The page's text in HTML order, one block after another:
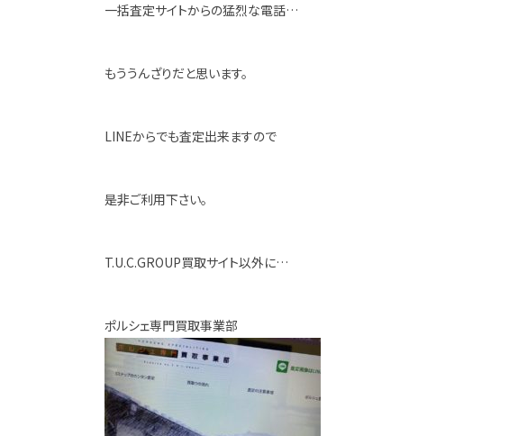
一括査定サイトからの猛烈な電話…
もううんざりだと思います。
LINEからでも査定出来ますので
是非ご利用下さい。
T.U.C.GROUP買取サイト以外に…
ポルシェ専門買取事業部